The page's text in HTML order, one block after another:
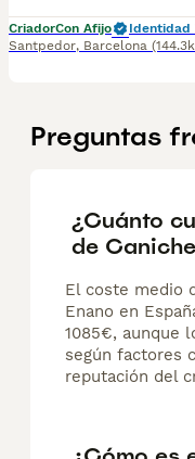
CriadorCon Afijo
Identidad
Santpedor, Barcelona
Preguntas
¿Cuánto
de
El coste medio
Enano en
1085€, aunque
según factores
reputación del